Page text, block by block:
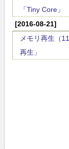
「Tiny Core」
[2016-08-21]
メモリ再生（
再生」